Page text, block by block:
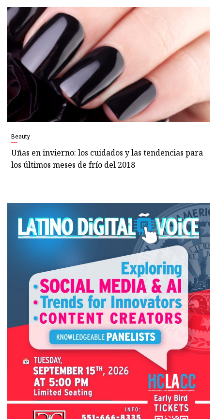
Beauty
Uñas en invierno: los cuidados y las tendencias para
los últimos meses de frío del 2018